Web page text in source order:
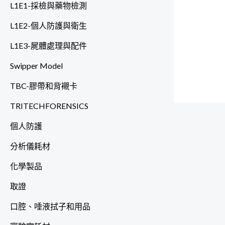
L1E1-採檢與藥物檢測
L1E2-個人防護與衛生
L1E3-屍體處理與配件
Swipper Model
TBC-膠帶和背襯卡
TRITECHFORENSICS
個人防護
分析儀耗材
化學製品
取證
口腔、唾液拭子和用品